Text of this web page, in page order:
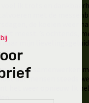
ik trots en
met de
de koeien weer
meest: ’s ochtends,
mijn
het samenwerken
dat mensen steeds
het weer opnieuw. Ik